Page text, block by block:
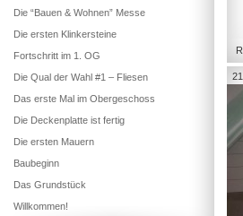
Die “Bauen & Wohnen” Messe
Die ersten Klinkersteine
Fortschritt im 1. OG
Die Qual der Wahl #1 – Fliesen
Das erste Mal im Obergeschoss
Die Deckenplatte ist fertig
Die ersten Mauern
Baubeginn
Das Grundstück
Willkommen!